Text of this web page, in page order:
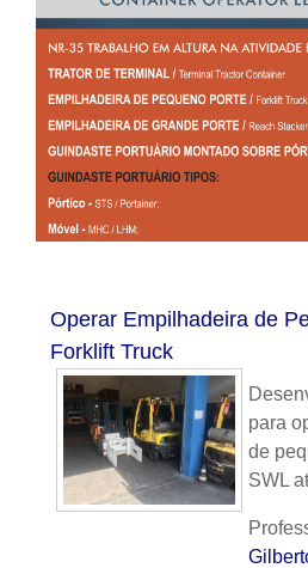
Operar Empilhadeira de
Forklift Truck
para
de
SWL